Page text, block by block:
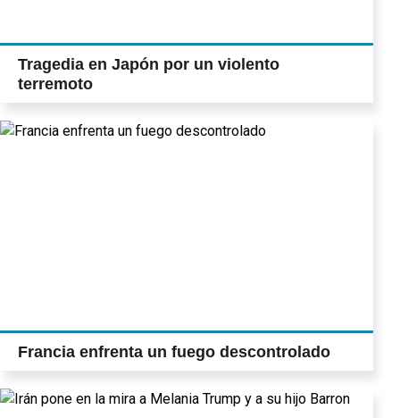
Tragedia en Japón por un violento
terremoto
Francia enfrenta un fuego descontrolado